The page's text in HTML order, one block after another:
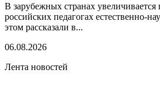
В зарубежных странах увеличивается
российских педагогах естественно-
этом рассказали в...
06.08.2026
Лента новостей